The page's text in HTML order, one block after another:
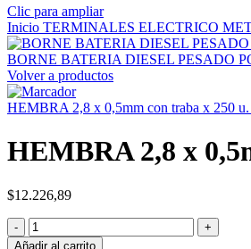
Clic para ampliar
Inicio TERMINALES ELECTRICO
BORNE BATERIA DIESEL PESADO
Volver a productos
HEMBRA 2,8 x 0,5mm con traba x 250 u.
HEMBRA 2,8 x
$12.226,89
Añadir al carrito